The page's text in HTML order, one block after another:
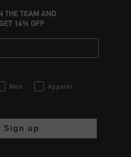
THE TEAM AND
GET 14% OFF
Men
Apparel
Sign up